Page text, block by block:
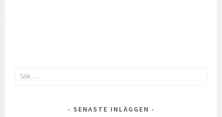
Sök
SENASTE INLÄGGEN